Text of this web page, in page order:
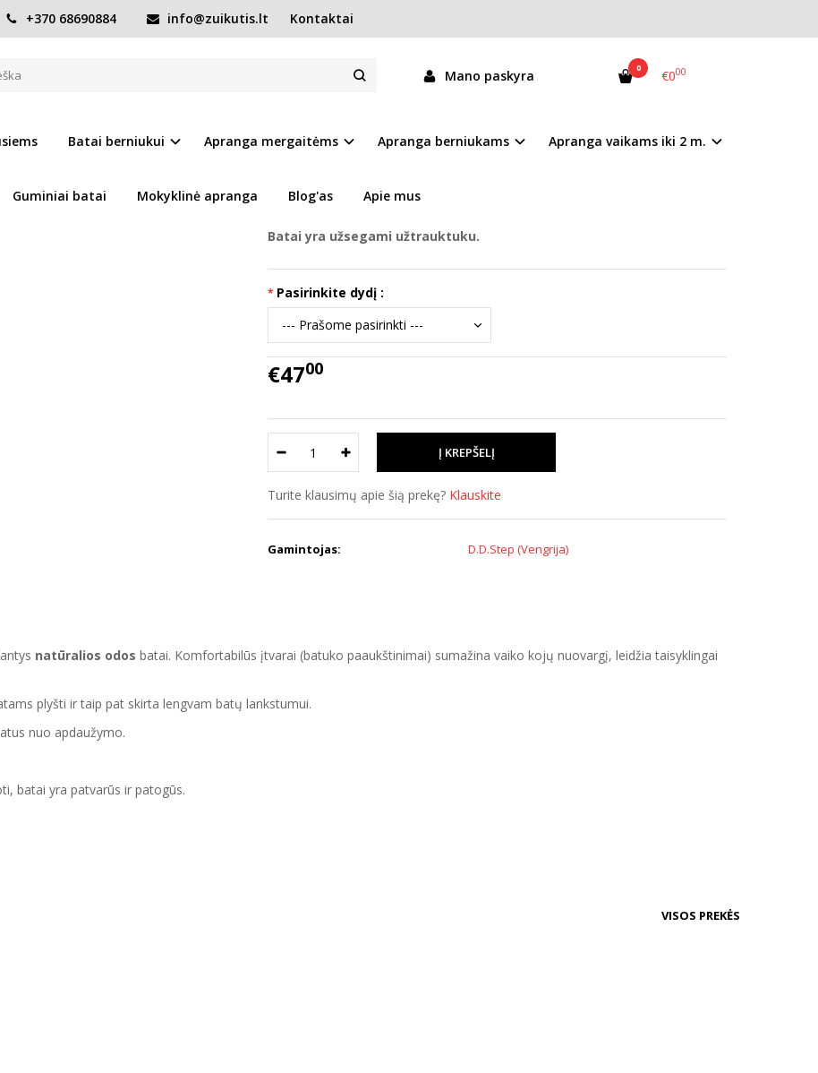
+370 68690884 info@zuikutis.lt Kontaktai
Mano paskyra 0 €000
Batai berniukui Apranga mergaitėms Apranga berniukams Apranga vaikams iki 2 m.
Guminiai batai Mokyklinė apranga Blog'as Apie mus
Batai su vilna 25-30 d. W056520BM-WOOL
WOOL
SĄRAŠĄ
Prekės kodas:
12305-W056520BM-WOOL
Batai yra užsegami užtrauktuku.
Pasirinkite dydį :
€4700
Turite klausimų apie šią prekę? Klauskite
Gamintojas: D.D.Step (Vengrija)
natūralios odos batai. Komfortabilūs įtvarai (batuko paaukštinimai) sumažina vaiko kojų nuovargį, leidžia taisyklingai
plyšti ir taip pat skirta lengvam batų lankstumui.
nuo apdaužymo.
batai yra patvarūs ir patogūs.
VISOS PREKĖS